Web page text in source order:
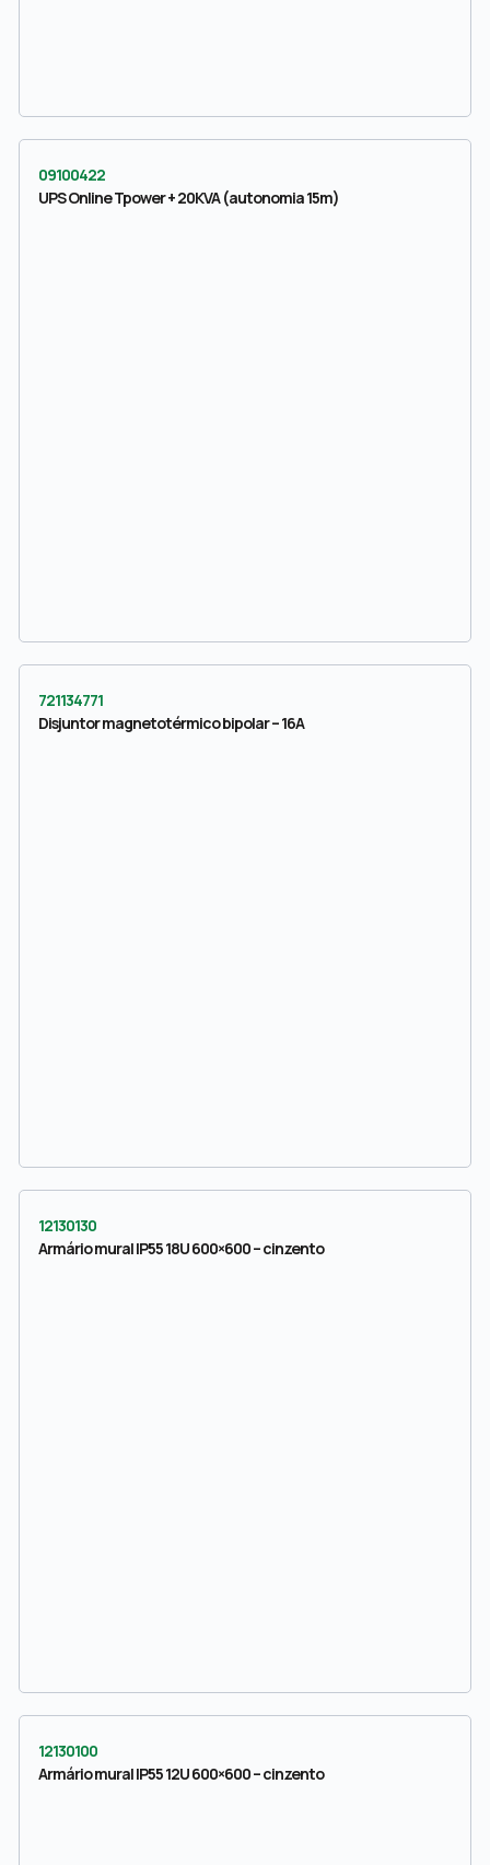
09100422
UPS Online Tpower + 20KVA (autonomia 15m)
721134771
Disjuntor magnetotérmico bipolar – 16A
12130130
Armário mural IP55 18U 600×600 – cinzento
12130100
Armário mural IP55 12U 600×600 – cinzento